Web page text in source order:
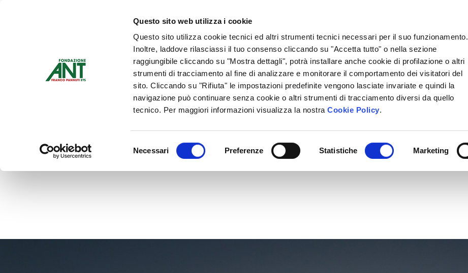
Questo sito web utilizza i cookie
Questo sito utilizza cookie tecnici ed altri strumenti tecnici necessari per il suo funzionamento.
Inoltre, laddove rilasciassi il tuo consenso cliccando su "Accetta tutto" o nella sezione
raggiungibile cliccando su "Mostra dettagli", potrà installare anche cookie di profilazione o altri
strumenti di tracciamento al fine di analizzare e monitorare il comportamento dei visitatori del
sito. Cliccando su "Rifiuta" le impostazioni predefinite vengono lasciate invariate e quindi la
navigazione può continuare senza cookie o altri strumenti di tracciamento diversi da quello
tecnico. Per maggiori informazioni visualizza la nostraCookie Policy.
del
Necessari Preferenze Statistiche Marketing
Chi siamo
Sedi Locali
Contattaci